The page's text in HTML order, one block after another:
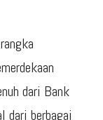
dari Bank
dari berbagai